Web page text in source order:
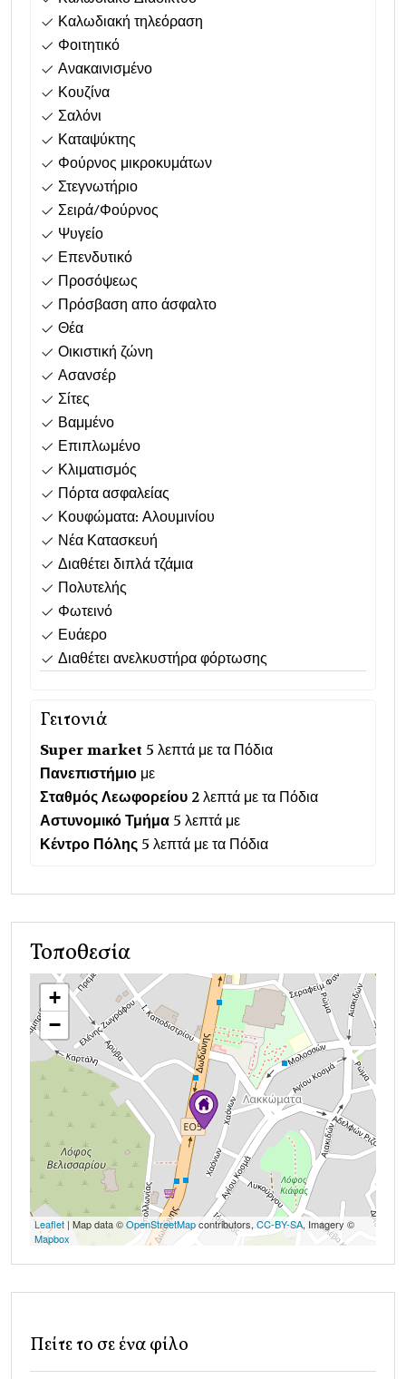
Καλωδιακή τηλεόραση
Φοιτητικό
Ανακαινισμένο
Κουζίνα
Σαλόνι
Καταψύκτης
Φούρνος μικροκυμάτων
Στεγνωτήριο
Σειρά/Φούρνος
Ψυγείο
Επενδυτικό
Προσόψεως
Πρόσβαση απο άσφαλτο
Θέα
Οικιστική ζώνη
Ασανσέρ
Σίτες
Βαμμένο
Επιπλωμένο
Κλιματισμός
Πόρτα ασφαλείας
Κουφώματα: Αλουμινίου
Νέα Κατασκευή
Διαθέτει διπλά τζάμια
Πολυτελής
Φωτεινό
Ευάερο
Διαθέτει ανελκυστήρα φόρτωσης
Γειτονιά
Super market 5 λεπτά με τα Πόδια
Πανεπιστήμιο με
Σταθμός Λεωφορείου 2 λεπτά με τα Πόδια
Αστυνομικό Τμήμα5 λεπτά με
Κέντρο Πόλης5 λεπτά με τα Πόδια
Τοποθεσία
+
−
Leaflet | Map data ©OpenStreetMapcontributors, CC-BY-SA, Imagery ©
Mapbox
Πείτε το σε ένα φίλο